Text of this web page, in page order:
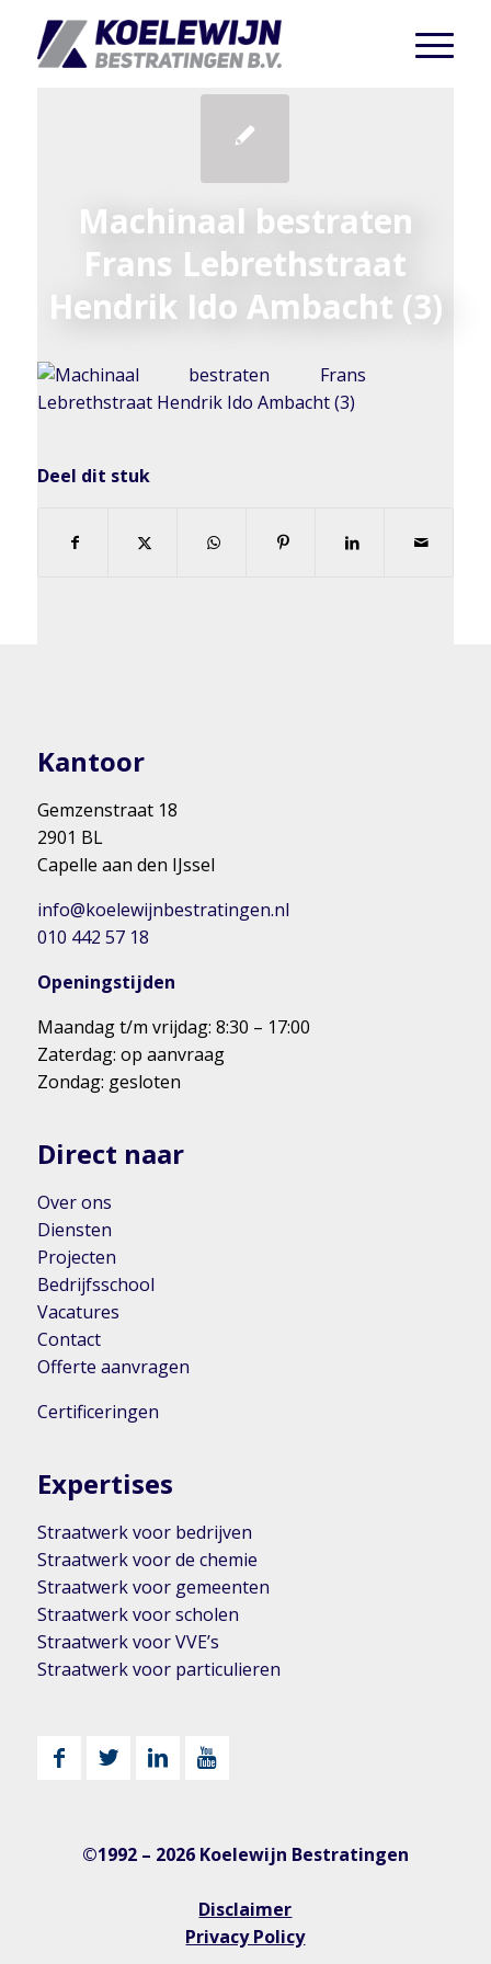
Machinaal bestraten
Frans Lebrethstraat
Hendrik Ido Ambacht (3)
Deel dit stuk
Kantoor
Gemzenstraat 18
2901 BL
Capelle aan den IJssel
info@koelewijnbestratingen.nl
010 442 57 18
Openingstijden
Maandag t/m vrijdag: 8:30 – 17:00
Zaterdag: op aanvraag
Zondag: gesloten
Direct naar
Over ons
Diensten
Projecten
Bedrijfsschool
Vacatures
Contact
Offerte aanvragen
Certificeringen
Expertises
Straatwerk voor bedrijven
Straatwerk voor de chemie
Straatwerk voor gemeenten
Straatwerk voor scholen
Straatwerk voor VVE’s
Straatwerk voor particulieren
©1992 – 2026 Koelewijn Bestratingen
Disclaimer
Privacy Policy